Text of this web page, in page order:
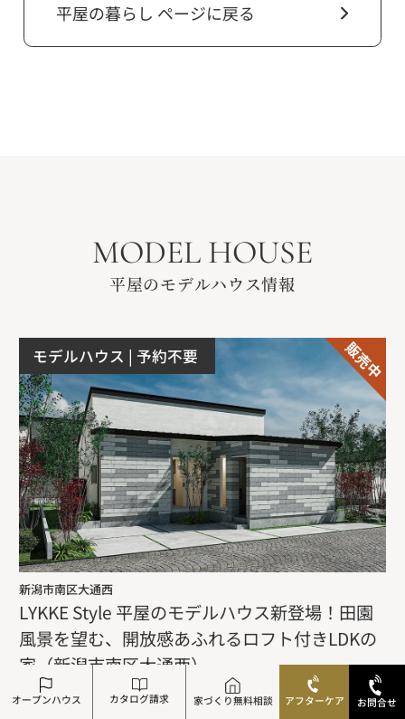
オープンハウス カタログ請求 家づくり無料相談 アフターケア お問合せ
平屋の暮らし ページに戻る
MODEL HOUSE
平屋のモデルハウス情報
モデルハウス | 予約不要
新潟市南区大通西
LYKKE Style 平屋のモデルハウス新登場！田園
風景を望む、開放感あふれるロフト付きLDKの
家（新潟市南区大通西）
モデルハウス
| 平屋